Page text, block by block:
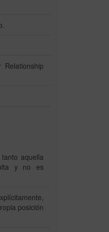
aquella
y no es
posición